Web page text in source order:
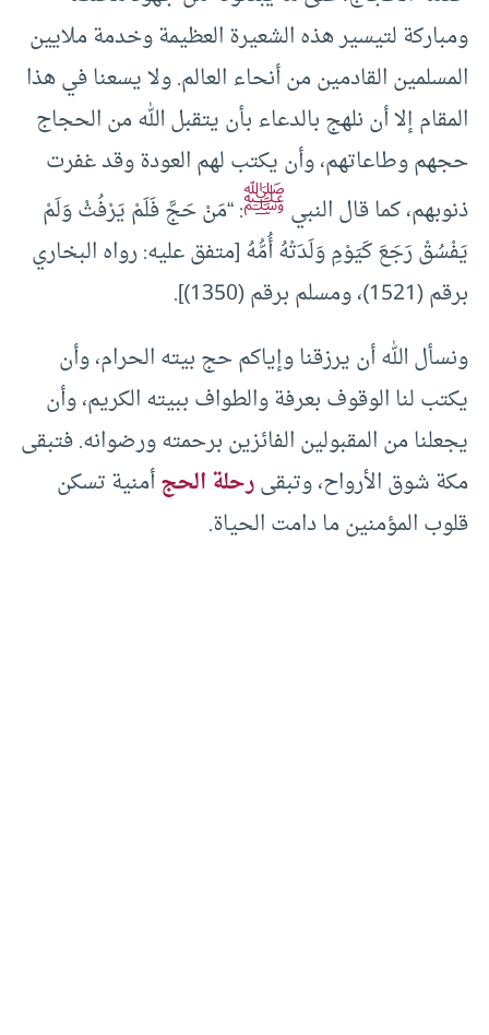
ومباركة لتيسير هذه الشعيرة العظيمة وخدمة ملايين
المسلمين القادمين من أنحاء العالم. ولا يسعنا في هذا
المقام إلا أن نلهج بالدعاء بأن يتقبل الله من الحجاج
حجهم وطاعاتهم، وأن يكتب لهم العودة وقد غفرت
ذنوبهم، كما قال النبيﷺ: “مَنْ حَجَّ فَلَمْ يَرْفُثْ وَلَمْ
يَفْسُقْ رَجَعَ كَيَوْمِ وَلَدَتْهُ أُمُّهُ [متفق عليه: رواه البخاري
برقم (1521)، ومسلم برقم (1350)].
ونسأل الله أن يرزقنا وإياكم حج بيته الحرام، وأن
يكتب لنا الوقوف بعرفة والطواف ببيته الكريم، وأن
يجعلنا من المقبولين الفائزين برحمته ورضوانه. فتبقى
مكة شوق الأرواح، وتبقىرحلة الحجأمنية تسكن
قلوب المؤمنين ما دامت الحياة.